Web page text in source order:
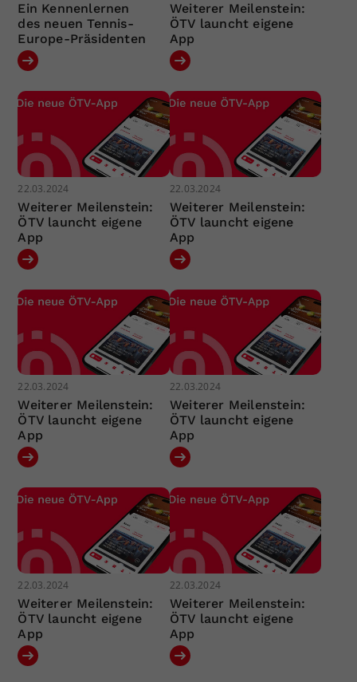
Ein Kennenlernen
des neuen Tennis-
Europe-Präsidenten
Weiterer Meilenstein:
ÖTV launcht eigene
App
22.03.2024
Weiterer Meilenstein:
ÖTV launcht eigene
App
22.03.2024
Weiterer Meilenstein:
ÖTV launcht eigene
App
22.03.2024
Weiterer Meilenstein:
ÖTV launcht eigene
App
22.03.2024
Weiterer Meilenstein:
ÖTV launcht eigene
App
22.03.2024
Weiterer Meilenstein:
ÖTV launcht eigene
App
22.03.2024
Weiterer Meilenstein:
ÖTV launcht eigene
App